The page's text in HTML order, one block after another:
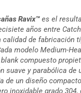
Ravix™es el
años entre Catch
calidad de fabricación
modelo Medium-
compuesto
suave y parabólica de